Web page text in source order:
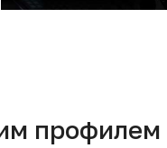
профилем